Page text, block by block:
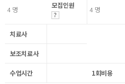
4 명 모집인원 4 명
치료사
보조치료사
수업시간 1회비용